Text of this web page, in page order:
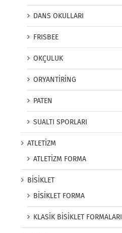
DANS OKULLARI
FRISBEE
OKÇULUK
ORYANTİRİNG
PATEN
SUALTI SPORLARI
ATLETİZM
ATLETİZM FORMA
BİSİKLET
BİSİKLET FORMA
KLASİK BİSİKLET FORMALARI